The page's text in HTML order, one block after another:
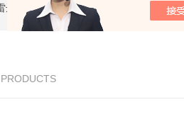
达液位计 ZW-B69X云母双色液水计